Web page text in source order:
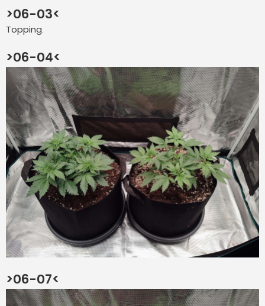
>06-03<
Topping.
>06-04<
>06-07<